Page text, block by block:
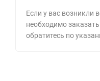
Если у вас возникли
необходимо
обратитесь по